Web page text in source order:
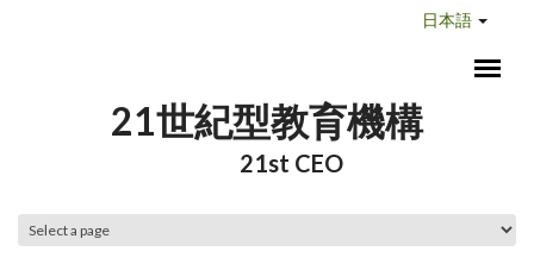
日本語
21世紀型教育機構
21st CEO